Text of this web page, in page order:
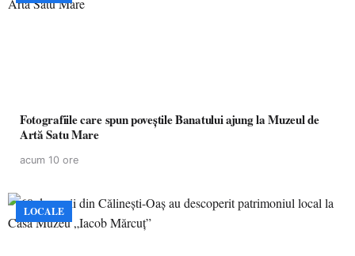
Fotografiile care spun poveștile Banatului ajung la Muzeul de
Artă Satu Mare
acum 10 ore
LOCALE